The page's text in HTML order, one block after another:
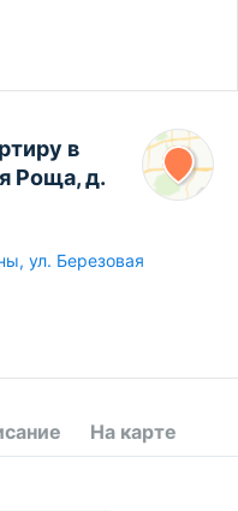
в
Роща, д.
, ул. Березовая
На карте